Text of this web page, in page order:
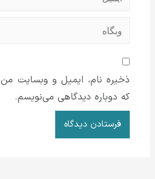
وبگاه
ذخیره نام، ایمیل و وبسایت من
که دوباره دیدگاهی می‌نویسم.